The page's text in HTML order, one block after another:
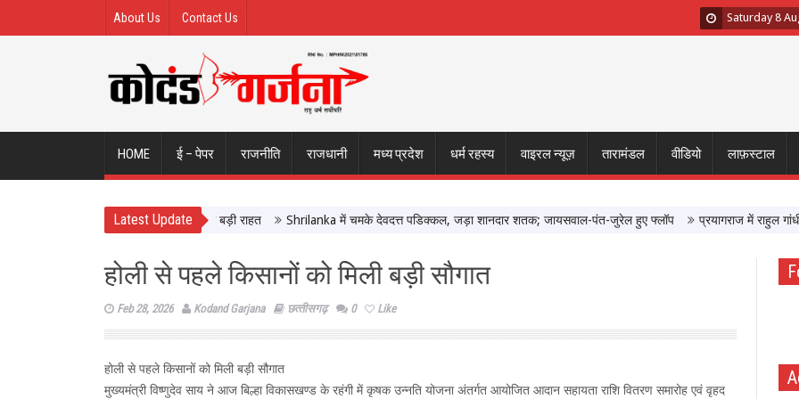
About Us Contact Us Saturday 8
HOME ई – पेपर राजनीति राजधानी मध्य प्रदेश धर्म रहस्य वाइरल न्यूज़ तारामंडल वीडियो लाफ़स्टाल
Latest Update
पर चार्ज की चिंता खत्म, आम यूजर्स को बड़ी राहत Shrilanka में चमके देवदत्त पडिक्कल, जड़ा शानदार शतक; जायसवाल-पंत-जुरेल हुए फ्लॉप प्रयागराज में राहुल गांधी ने
होली से पहले किसानों को मिली बड़ी सौगात
Feb 28, 2026 Kodand Garjana छत्‍तीसगढ़ 0 Like
होली से पहले किसानों को मिली बड़ी सौगात
मुख्यमंत्री विष्णुदेव साय ने आज बिल्हा विकासखण्ड के रहंगी में कृषक उन्नति योजना अंतर्गत आयोजित आदान सहायता राशि वितरण समारोह एवं वृहद